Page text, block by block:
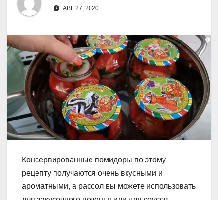
АВГ 27, 2020
Консервированные помидоры по этому
рецепту получаются очень вкусными и
ароматными, а рассол вы можете использовать